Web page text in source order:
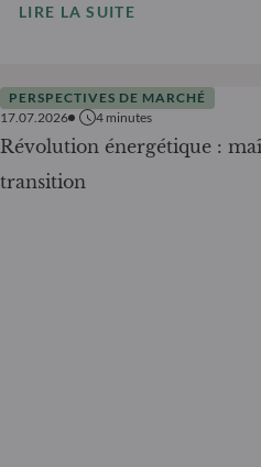
LIRE LA SUITE
PERSPECTIVES DE MARCHÉ
17.07.2026
4 minutes
Révolution énergétique :
transition